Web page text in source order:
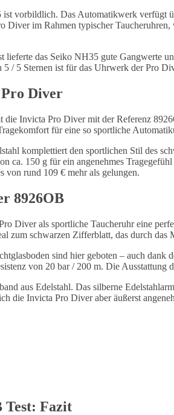
vorbildlich. Das Automatikwerk verfügt
Diver im Rahmen typischer
lieferte das Seiko NH35 gute Gangwerte
/ 5 Sternen ist für das Uhrwerk der Pro
Diver
die Invicta Pro Diver mit der Referenz
für eine so sportliche
komplettiert den sportlichen Stil des
ca. 150 g für ein angenehmes
von rund 109 € mehr als gelungen.
8926OB
Diver als sportliche Taucheruhr eine
zum schwarzen Zifferblatt, das durch
sind hier geboten – auch
von 20 bar / 200 m. Die
aus Edelstahl. Das silberne
die Invicta Pro Diver aber äußerst
Test: Fazit